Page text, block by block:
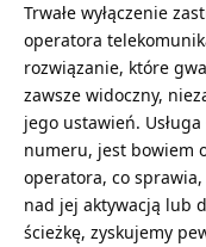
Trwałe wyłączenie
operatora
rozwiązanie, które
zawsze widoczny,
jego ustawień.
numeru, jest bowiem
operatora, co
nad jej aktywacją lub
ścieżkę, zyskujemy